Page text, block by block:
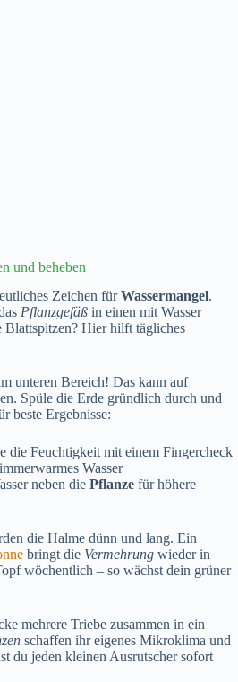
und beheben
Zeichen fürWassermangel.
Pflanzgefäß in einen mit Wasser
Blattspitzen? Hier hilft tägliches
unteren Bereich! Das kann auf
Spüle die Erde gründlich durch und
beste Ergebnisse:
die Feuchtigkeit mit einem Fingercheck
Wasser
neben die Pflanze für höhere
die Halme dünn und lang. Ein
bringt die Vermehrung wieder in
wöchentlich – so wächst dein grüner
mehrere Triebe zusammen in ein
schaffen ihr eigenes Mikroklima und
du jeden kleinen Ausrutscher sofort